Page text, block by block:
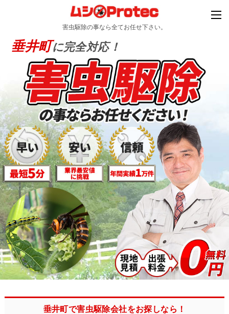
害虫駆除の事なら全てお任せ下さい。
垂井町に完全対応！
垂井町で害虫駆除会社をお探しなら！